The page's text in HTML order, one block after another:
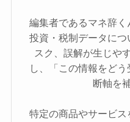
編集者であるマネ辞く
投資・税制データにつ
スク、誤解が生じや
し、「この情報をど
断軸を
特定の商品やサービス